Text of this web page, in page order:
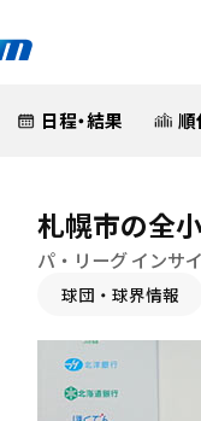
日程・結果 順
札幌市の全
パ・リーグ インサ
球団・球界情報